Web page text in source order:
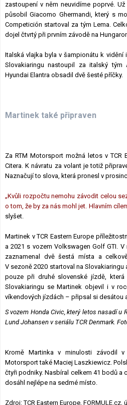
zastoupení v něm neuvidíme poprvé.
působil Giacomo Ghermandi, který s
Competición startoval za tým Lema.
dojel čtvrtý při prvním závodě na
Italská vlajka byla v šampionátu k vidění
Slovakiaringu nastoupil za italský tým
Hyundai Elantra obsadil dvě šesté příčky.
Martinek také připraven
Za RTM Motorsport možná letos v TCR
Citera. K návratu za volant je totiž
Naznačují to slova, která pronesl v
„Kvůli rozpočtu nemohu závodit celou
o tom, že by za nás mohl jet. Hlavním
slyšet.
Martinek v TCR Eastern Europe
a 2021 s vozem Volkswagen Golf GTI.
zaznamenal dvě šestá místa a
V sezoně 2020 startoval na
pouze při druhé slovenské jízdě,
Slovakiaringu se Martinek objevil i v
víkendových jízdách – připsal si desátou
S vozem Honda Civic, který letos nasadí u
Lund Johansen v seriálu TCR Denmark.
Kromě Martinka v minulosti závodil v
Motorsport také Maciej Laszkiewicz.
čtyři podniky. Nasbíral celkem 41 bodů a
dosáhl nejlépe na sedmé místo.
Zdroj: TCR Eastern Europe,